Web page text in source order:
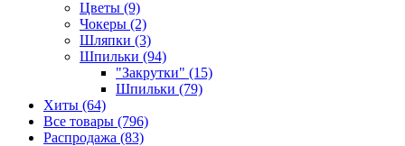
Цветы (9)
Чокеры (2)
Шляпки (3)
Шпильки (94)
"Закрутки" (15)
Шпильки (79)
Хиты (64)
Все товары (796)
Распродажа (83)